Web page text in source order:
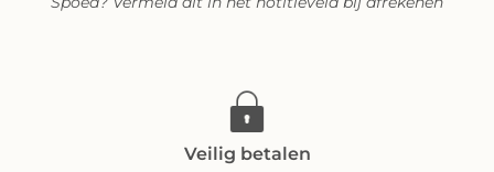
Veilig betalen